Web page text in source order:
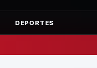
DEPORTES